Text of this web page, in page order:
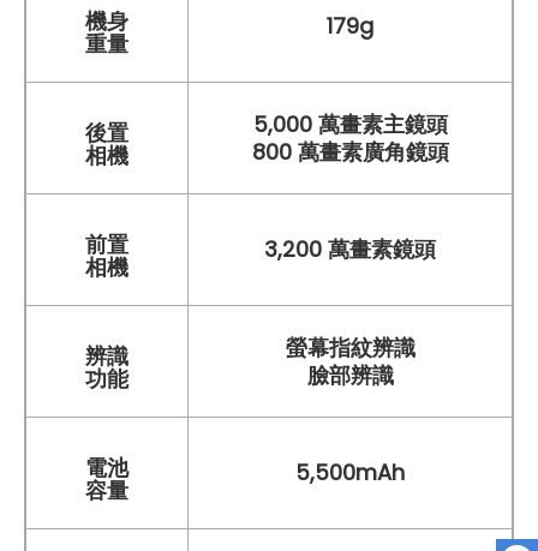
機身
重量
179g
後置
相機
5,000 萬畫素主鏡頭
800 萬畫素廣角鏡頭
前置
相機
3,200 萬畫素鏡頭
辨識
功能
螢幕指紋辨識
臉部辨識
電池
容量
5,500mAh